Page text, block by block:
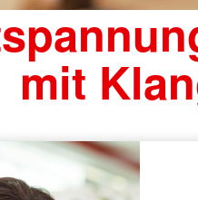
mit